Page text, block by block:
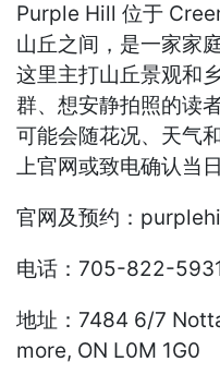
Purple Hill 位于
山丘之间，是一家家
这里主打山丘景观和
群、想安静拍照的读
可能会随花况、天气
上官网或致电确认当
官网及预约：
电话：705-822-
地址：7484 6/7
more, ON L0M 1G0